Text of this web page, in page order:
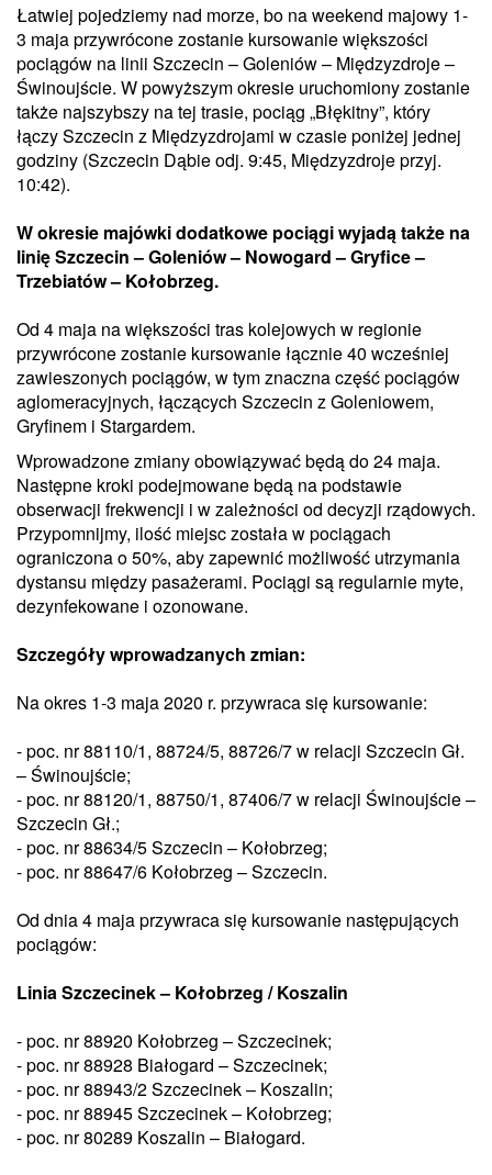
Łatwiej pojedziemy nad morze, bo na weekend majowy 1-
3 maja przywrócone zostanie kursowanie większości
pociągów na linii Szczecin – Goleniów – Międzyzdroje –
Świnoujście. W powyższym okresie uruchomiony zostanie
także najszybszy na tej trasie, pociąg „Błękitny”, który
łączy Szczecin z Międzyzdrojami w czasie poniżej jednej
godziny (Szczecin Dąbie odj. 9:45, Międzyzdroje przyj.
10:42).
W okresie majówki dodatkowe pociągi wyjadą także na
linię Szczecin – Goleniów – Nowogard – Gryfice –
Trzebiatów – Kołobrzeg.
Od 4 maja na większości tras kolejowych w regionie
przywrócone zostanie kursowanie łącznie 40 wcześniej
zawieszonych pociągów, w tym znaczna część pociągów
aglomeracyjnych, łączących Szczecin z Goleniowem,
Gryfinem i Stargardem.
Wprowadzone zmiany obowiązywać będą do 24 maja.
Następne kroki podejmowane będą na podstawie
obserwacji frekwencji i w zależności od decyzji rządowych.
Przypomnijmy, ilość miejsc została w pociągach
ograniczona o 50%, aby zapewnić możliwość utrzymania
dystansu między pasażerami. Pociągi są regularnie myte,
dezynfekowane i ozonowane.
Szczegóły wprowadzanych zmian:
Na okres 1-3 maja 2020 r. przywraca się kursowanie:
- poc. nr 88110/1, 88724/5, 88726/7 w relacji Szczecin Gł.
– Świnoujście;
- poc. nr 88120/1, 88750/1, 87406/7 w relacji Świnoujście –
Szczecin Gł.;
- poc. nr 88634/5 Szczecin – Kołobrzeg;
- poc. nr 88647/6 Kołobrzeg – Szczecin.
Od dnia 4 maja przywraca się kursowanie następujących
pociągów:
Linia Szczecinek – Kołobrzeg / Koszalin
- poc. nr 88920 Kołobrzeg – Szczecinek;
- poc. nr 88928 Białogard – Szczecinek;
- poc. nr 88943/2 Szczecinek – Koszalin;
- poc. nr 88945 Szczecinek – Kołobrzeg;
- poc. nr 80289 Koszalin – Białogard.